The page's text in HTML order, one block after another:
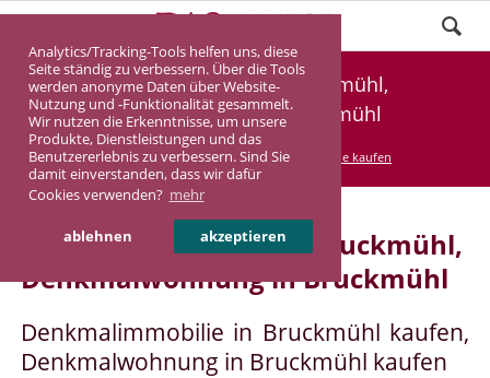
Analytics/Tracking-Tools helfen uns, diese
Seite ständig zu verbessern. Über die Tools
werden anonyme Daten über Website-
Nutzung und -Funktionalität gesammelt.
Wir nutzen die Erkenntnisse, um unsere
Produkte, Dienstleistungen und das
Benutzererlebnis zu verbessern. Sind Sie
damit einverstanden, dass wir dafür
Cookies verwenden? mehr
ablehnen akzeptieren
Denkmalimmobilie Bruckmühl,
Denkmalwohnung Bruckmühl
DASINVEST Service Denkmalimmobilie kaufen
Denkmalimmobilie in Bruckmühl,
Denkmalwohnung in Bruckmühl
Denkmalimmobilie in Bruckmühl kaufen,
Denkmalwohnung in Bruckmühl kaufen